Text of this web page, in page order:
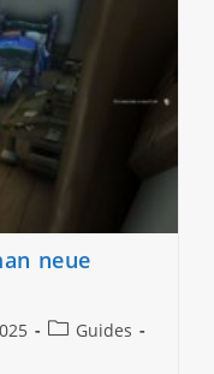
neue
Beitrags-
Guides